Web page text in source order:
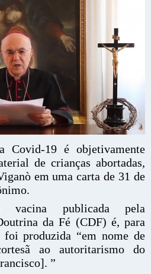
Covid-19 é objetivamente
de crianças abortadas,
em uma carta de 31 de
publicada pela
da Fé (CDF) é, para
foi produzida “em nome de
ao autoritarismo do
”